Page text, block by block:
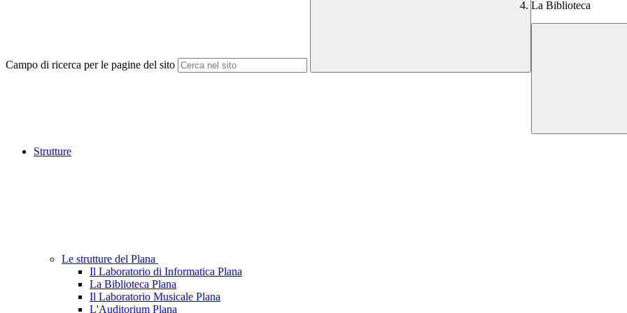
Campo di ricerca per le pagine del sito
La Biblioteca
Strutture
Le strutture del Plana
Il Laboratorio di Informatica Plana
La Biblioteca Plana
Il Laboratorio Musicale Plana
L'Auditorium Plana